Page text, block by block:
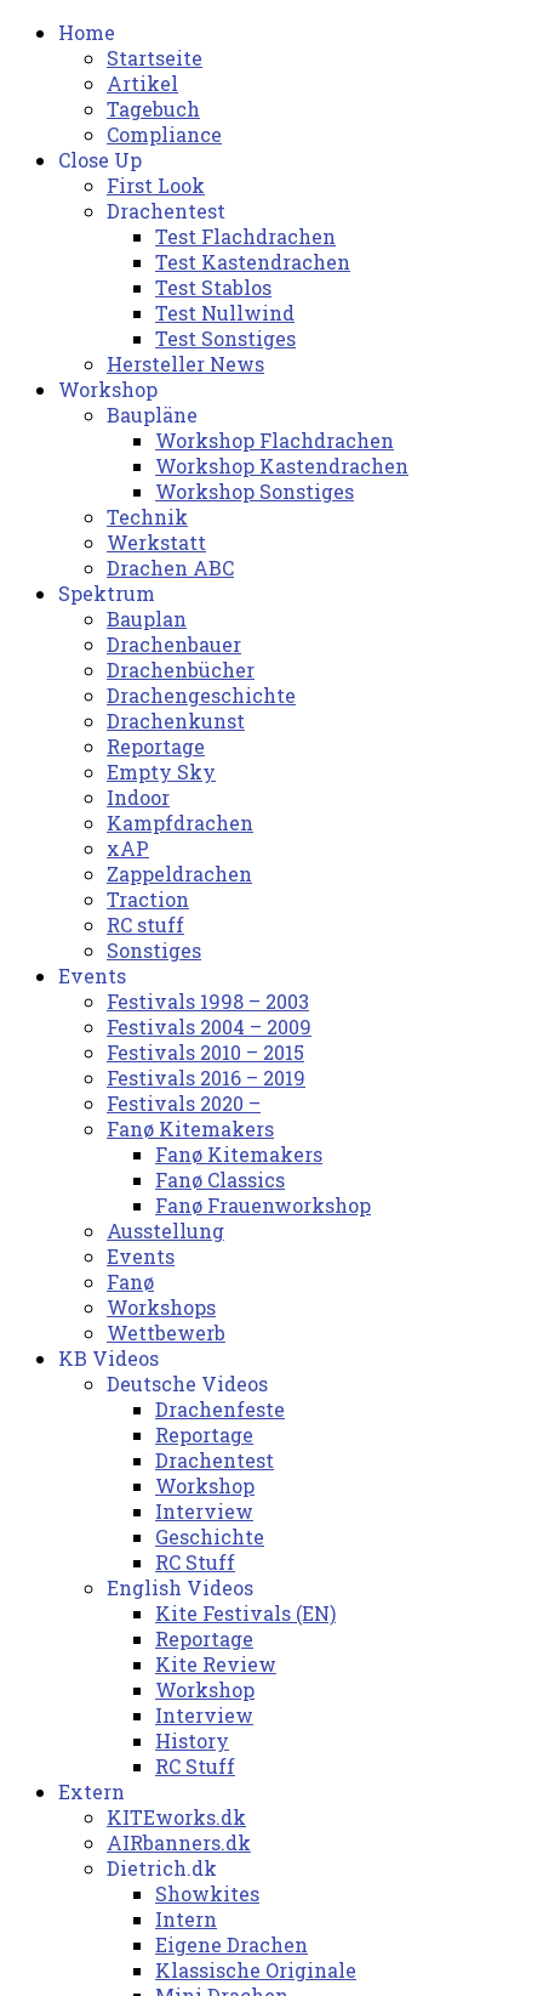
Home
Startseite
Artikel
Tagebuch
Compliance
Close Up
First Look
Drachentest
Test Flachdrachen
Test Kastendrachen
Test Stablos
Test Nullwind
Test Sonstiges
Hersteller News
Workshop
Baupläne
Workshop Flachdrachen
Workshop Kastendrachen
Workshop Sonstiges
Technik
Werkstatt
Drachen ABC
Spektrum
Bauplan
Drachenbauer
Drachenbücher
Drachengeschichte
Drachenkunst
Reportage
Empty Sky
Indoor
Kampfdrachen
xAP
Zappeldrachen
Traction
RC stuff
Sonstiges
Events
Festivals 1998 – 2003
Festivals 2004 – 2009
Festivals 2010 – 2015
Festivals 2016 – 2019
Festivals 2020 –
Fanø Kitemakers
Fanø Kitemakers
Fanø Classics
Fanø Frauenworkshop
Ausstellung
Events
Fanø
Workshops
Wettbewerb
KB Videos
Deutsche Videos
Drachenfeste
Reportage
Drachentest
Workshop
Interview
Geschichte
RC Stuff
English Videos
Kite Festivals (EN)
Reportage
Kite Review
Workshop
Interview
History
RC Stuff
Extern
KITEworks.dk
AIRbanners.dk
Dietrich.dk
Showkites
Intern
Eigene Drachen
Klassische Originale